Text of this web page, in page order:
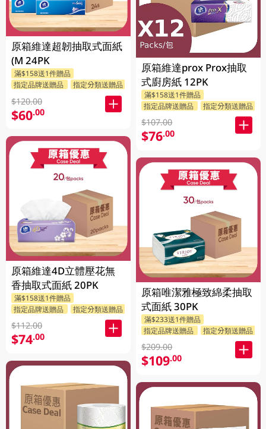
原箱維達超韌抽取式面紙
(M 24PK
滿$158送1件贈品
指定品牌送贈品
指定分類送贈品
$120.00
$60.00
原箱維達4D立體壓花無
香抽取式面紙 20PK
滿$158送1件贈品
指定品牌送贈品
指定分類送贈品
$112.00
$74.00
原箱維達prox Prox抽取
式廚房紙 12PK
滿$158送1件贈品
指定品牌送贈品
指定分類送贈品
$107.00
$76.00
原箱唯潔雅極致綿柔抽取
式面紙 30PK
滿$233送1件贈品
指定品牌送贈品
指定分類送贈品
$209.00
$109.00